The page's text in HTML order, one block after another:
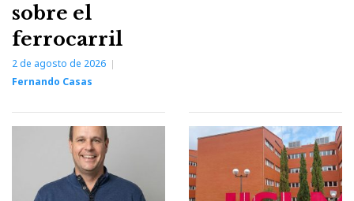
sobre el
ferrocarril
2 de agosto de 2026
Fernando Casas